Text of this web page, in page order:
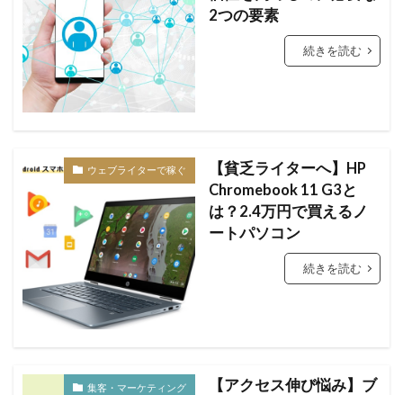
2つの要素
続きを読む
ウェブライターで稼ぐ
【貧乏ライターへ】HP
Chromebook 11 G3と
は？2.4万円で買えるノ
ートパソコン
続きを読む
集客・マーケティング
【アクセス伸び悩み】ブ